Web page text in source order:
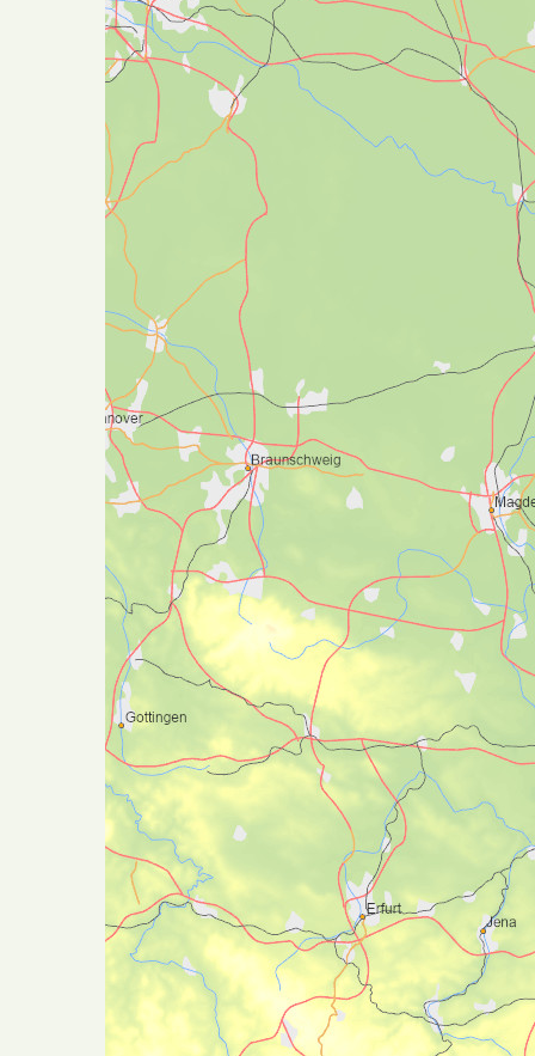
Nedre Leirfoss følger leden en «grønn åre»
langs elven inn til byens sentrum. Til sists
går leden i urbant miljø, forbi Lerkendal,
St. Olav hospitals og til sist over
Elgseterbrua med flott utsikt til
Nidarosdomen
og reisens ende.
Kom innom pilegrimsmottaket like ved
katedralen, slik at du får registrert fullført
vandring, få de siste stemplene i passetog
et merke som gir deg
gratis inngang i
Nidarosdomen.
Du finner tips til
overnattingssteder i
Trondheim her
Forberedelser | Anbefalt skotøy
Dette turforslaget er ekstra krevende.
Pilegrimer som velger å vandre
Østerdalsleden må være godt forberedt
både fysisk og utstyrsmessig. Det vil være
deler av dette turforslaget som er dårligere
merket, og generell kunnskap om kart og